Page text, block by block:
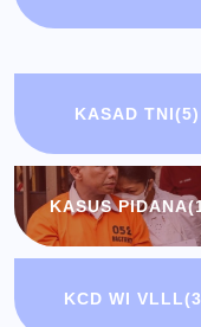
KASAD TNI(5)
KASUS PIDANA
KCD WI VLLL